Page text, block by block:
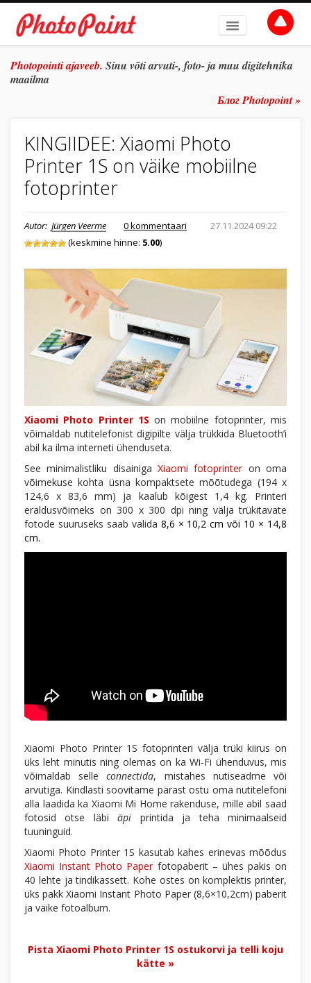
AVALEHT
SÜVITSI
ARHIIV
TULE TÖÖLE
E-POOD
Photopointi ajaveeb. Sinu võti arvuti-, foto- ja muu digitehnika
maailma
Блог Photopoint »
KINGIIDEE: Xiaomi Photo
Printer 1S on väike mobiilne
fotoprinter
Autor: Jürgen Veerme 27.11.2024 09:22
0 kommentaari
(keskmine hinne: 5.00)
Xiaomi Photo Printer 1S on mobiilne fotoprinter, mis
võimaldab nutitelefonist digipilte välja trükkida Bluetooth’i
abil ka ilma interneti ühenduseta.
See minimalistliku disainiga Xiaomi fotoprinteron oma
võimekuse kohta üsna kompaktsete mõõtudega (194 x
124,6 x 83,6 mm) ja kaalub kõigest 1,4 kg. Printeri
eraldusvõimeks on 300 x 300 dpi ning välja trükitavate
fotode suuruseks saab valida 8,6 × 10,2 cm või 10 × 14,8
cm.
Xiaomi Photo Printer 1S fotoprinteri välja trüki kiirus on
üks leht minutis ning olemas on ka Wi-Fi ühenduvus, mis
võimaldab selleconnectida, mistahes nutiseadme või
arvutiga. Kindlasti soovitame pärast ostu oma nutitelefoni
alla laadida ka Xiaomi Mi Home rakenduse, mille abil saad
fotosid otse läbiäpi printida ja teha minimaalseid
tuuninguid.
Xiaomi Photo Printer 1S kasutab kahes erinevas mõõdus
Xiaomi Instant Photo Paperfotopaberit – ühes pakis on
40 lehte ja tindikassett. Kohe ostes on komplektis printer,
üks pakkXiaomi Instant Photo Paper (8,6×10,2cm) paberit
ja väike fotoalbum.
Pista Xiaomi Photo Printer 1S ostukorvi ja telli koju
kätte »